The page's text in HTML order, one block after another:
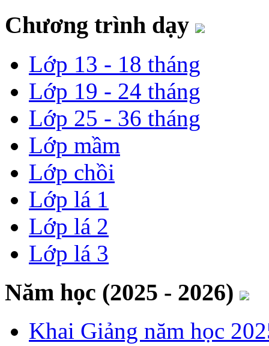
Chương trình dạy
Lớp 13 - 18 tháng
Lớp 19 - 24 tháng
Lớp 25 - 36 tháng
Lớp mầm
Lớp chồi
Lớp lá 1
Lớp lá 2
Lớp lá 3
Năm học (2025 - 2026)
Khai Giảng năm học